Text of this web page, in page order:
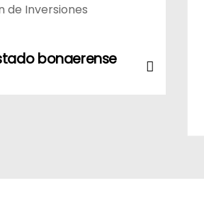
de Inversiones
bonaerense